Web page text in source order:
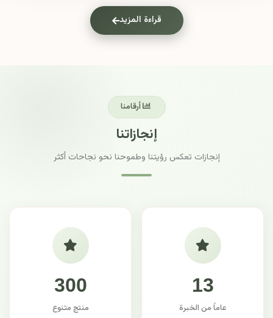
قراءة المزيد
أرقامنا
إنجازاتنا
إنجازات تعكس رؤيتنا وطموحنا نحو نجاحات أكثر
13
عاماً من الخبرة
300
منتج متنوع